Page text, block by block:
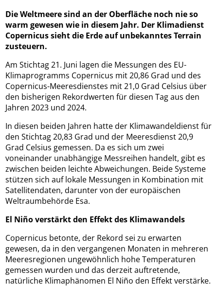
Die Weltmeere sind an der Oberfläche noch nie so
warm gewesen wie in diesem Jahr. Der Klimadienst
Copernicus sieht die Erde auf unbekanntes Terrain
zusteuern.
Am Stichtag 21. Juni lagen die Messungen des EU-
Klimaprogramms Copernicus mit 20,86 Grad und des
Copernicus-Meeresdienstes mit 21,0 Grad Celsius über
den bisherigen Rekordwerten für diesen Tag aus den
Jahren 2023 und 2024.
In diesen beiden Jahren hatte der Klimawandeldienst für
den Stichtag 20,83 Grad und der Meeresdienst 20,9
Grad Celsius gemessen. Da es sich um zwei
voneinander unabhängige Messreihen handelt, gibt es
zwischen beiden leichte Abweichungen. Beide Systeme
stützen sich auf lokale Messungen in Kombination mit
Satellitendaten, darunter von der europäischen
Weltraumbehörde Esa.
El Niño verstärkt den Effekt des Klimawandels
Copernicus betonte, der Rekord sei zu erwarten
gewesen, da in den vergangenen Monaten in mehreren
Meeresregionen ungewöhnlich hohe Temperaturen
gemessen wurden und das derzeit auftretende,
natürliche Klimaphänomen El Niño den Effekt verstärke.